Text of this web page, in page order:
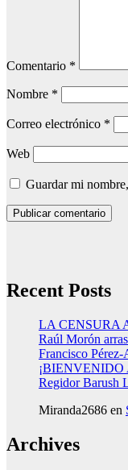
Comentario *
Nombre *
Correo electrónico *
Web
Guardar mi
Recent Posts
LA CENSURA
Raúl Morón
Francisco
Regidor Barush
Miranda2686 en
Archives